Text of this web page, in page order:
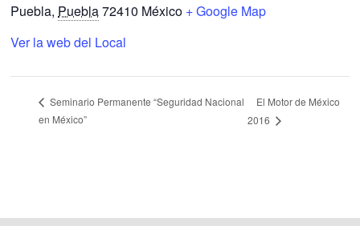
Puebla, Puebla72410 México + Google Map
Ver la web del Local
Seminario Permanente “Seguridad Nacional
en México”
El Motor de México
2016